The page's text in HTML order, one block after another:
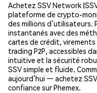
Achetez SSV Network
plateforme de crypto-
des millions d’utilisateurs.
instantanés avec des
cartes de crédit,
trading P2P, accessibles
intuitive et la sécurité
SSV simple et fluide.
aujourd’hui — achetez
confiance sur Phemex.